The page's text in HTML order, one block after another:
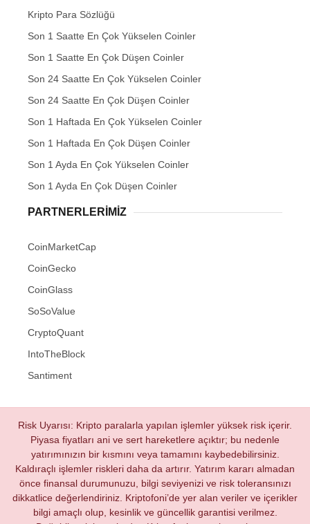
Kripto Para Sözlüğü
Son 1 Saatte En Çok Yükselen Coinler
Son 1 Saatte En Çok Düşen Coinler
Son 24 Saatte En Çok Yükselen Coinler
Son 24 Saatte En Çok Düşen Coinler
Son 1 Haftada En Çok Yükselen Coinler
Son 1 Haftada En Çok Düşen Coinler
Son 1 Ayda En Çok Yükselen Coinler
Son 1 Ayda En Çok Düşen Coinler
PARTNERLERIMIZ
CoinMarketCap
CoinGecko
CoinGlass
SoSoValue
CryptoQuant
IntoTheBlock
Santiment
Risk Uyarısı: Kripto paralarla yapılan işlemler yüksek risk içerir.
Piyasa fiyatları ani ve sert hareketlere açıktır; bu nedenle
yatırımınızın bir kısmını veya tamamını kaybedebilirsiniz.
Kaldıraçlı işlemler riskleri daha da artırır. Yatırım kararı almadan
önce finansal durumunuzu, bilgi seviyenizi ve risk toleransınızı
dikkatlice değerlendiriniz. Kriptofoni’de yer alan veriler ve içerikler
bilgi amaçlı olup, kesinlik ve güncellik garantisi verilmez.